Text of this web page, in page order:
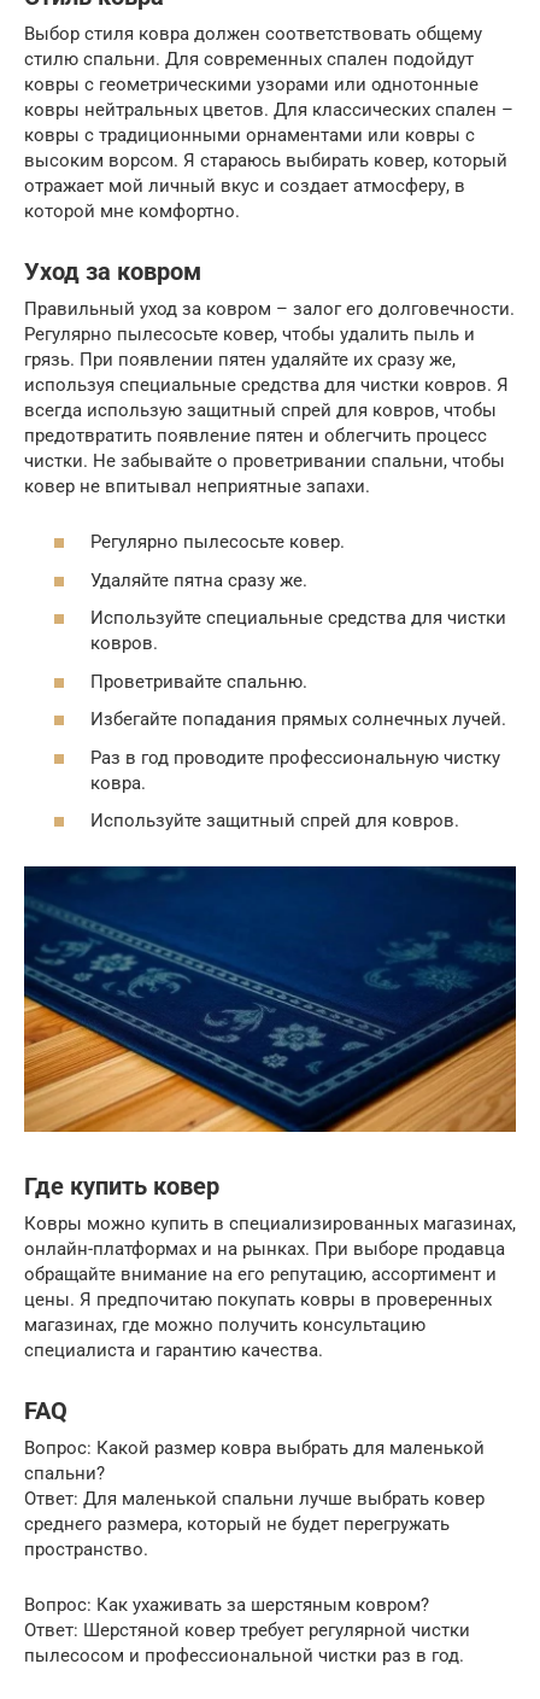
Выбор стиля ковра должен соответствовать общему
стилю спальни. Для современных спален подойдут
ковры с геометрическими узорами или однотонные
ковры нейтральных цветов. Для классических спален –
ковры с традиционными орнаментами или ковры с
высоким ворсом. Я стараюсь выбирать ковер, который
отражает мой личный вкус и создает атмосферу, в
которой мне комфортно.
Уход за ковром
Правильный уход за ковром – залог его долговечности.
Регулярно пылесосьте ковер, чтобы удалить пыль и
грязь. При появлении пятен удаляйте их сразу же,
используя специальные средства для чистки ковров. Я
всегда использую защитный спрей для ковров, чтобы
предотвратить появление пятен и облегчить процесс
чистки. Не забывайте о проветривании спальни, чтобы
ковер не впитывал неприятные запахи.
Регулярно пылесосьте ковер.
Удаляйте пятна сразу же.
Используйте специальные средства для чистки
ковров.
Проветривайте спальню.
Избегайте попадания прямых солнечных лучей.
Раз в год проводите профессиональную чистку
ковра.
Используйте защитный спрей для ковров.
Где купить ковер
Ковры можно купить в специализированных магазинах,
онлайн-платформах и на рынках. При выборе продавца
обращайте внимание на его репутацию, ассортимент и
цены. Я предпочитаю покупать ковры в проверенных
магазинах, где можно получить консультацию
специалиста и гарантию качества.
FAQ
Вопрос: Какой размер ковра выбрать для маленькой
спальни?
Ответ: Для маленькой спальни лучше выбрать ковер
среднего размера, который не будет перегружать
пространство.
Вопрос: Как ухаживать за шерстяным ковром?
Ответ: Шерстяной ковер требует регулярной чистки
пылесосом и профессиональной чистки раз в год.